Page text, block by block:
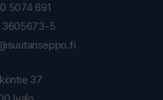
5074 691
3605673-5
37